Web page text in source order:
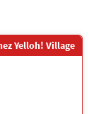
Yelloh! Village